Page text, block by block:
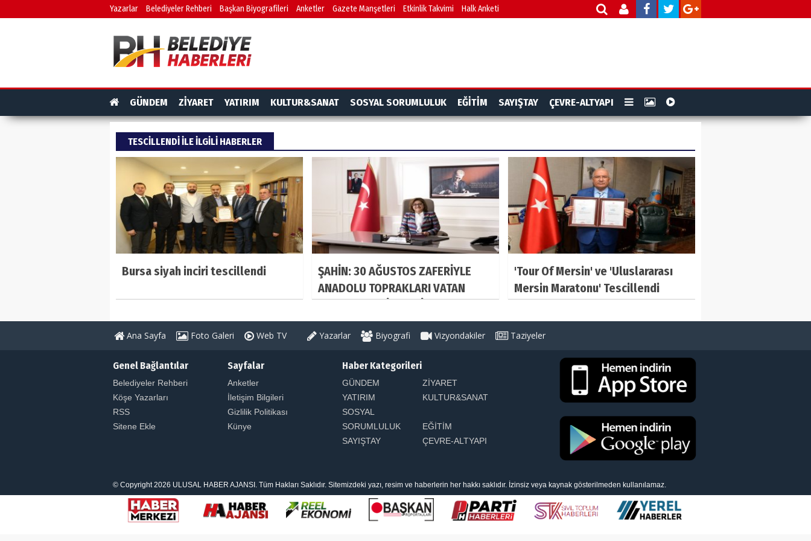
Yazarlar Belediyeler Rehberi Başkan Biyografileri Anketler Gazete Manşetleri Etkinlik Takvimi Halk Anketi
GÜNDEM ZİYARET YATIRIM KULTUR&SANAT SOSYAL SORUMLULUK EĞİTİM SAYIŞTAY ÇEVRE-ALTYAPI
TESCILLENDI ILE ILGILI HABERLER
Bursa siyah inciri tescillendi
ŞAHİN: 30 AĞUSTOS ZAFERİYLE
ANADOLU TOPRAKLARI VATAN
'Tour Of Mersin' ve 'Uluslararası
Mersin Maratonu' Tescillendi
Ana Sayfa Foto Galeri Web TV Yazarlar Biyografi Vizyondakiler Taziyeler
Genel Bağlantılar
Belediyeler Rehberi
Köşe Yazarları
RSS
Sitene Ekle
Sayfalar
Anketler
İletişim Bilgileri
Gizlilik Politikası
Künye
Haber Kategorileri
GÜNDEM
ZİYARET
YATIRIM
KULTUR&SANAT
SOSYAL
SORUMLULUK
EĞİTİM
SAYIŞTAY
ÇEVRE-ALTYAPI
© Copyright 2026 ULUSAL HABER AJANSI. Tüm Hakları Saklıdır. Sitemizdeki yazı, resim ve haberlerin her hakkı saklıdır. İzinsiz veya kaynak gösterilmeden kullanılamaz.